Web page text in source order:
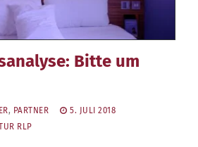
Bitte um
, PARTNER
5. JULI 2018
RLP